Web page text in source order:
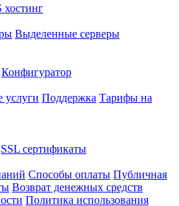
хостинг
Выделенные серверы
Конфигуратор
услуги Поддержка Тарифы на
SSL сертификаты
Способы оплаты Публичная
Возврат денежных средств
Политика использования